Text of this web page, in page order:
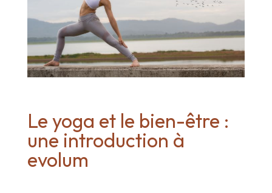
Le yoga et le bien-être :
une introduction à
evolum